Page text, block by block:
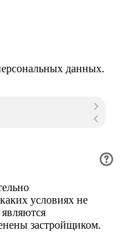
данных.
условиях не
застройщиком.